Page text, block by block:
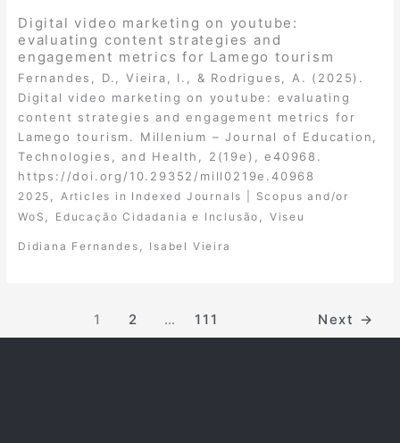
Digital video marketing on youtube:
evaluating content strategies and
engagement metrics for Lamego tourism
Fernandes, D., Vieira, I., & Rodrigues, A. (2025).
Digital video marketing on youtube: evaluating
content strategies and engagement metrics for
Lamego tourism. Millenium – Journal of Education,
Technologies, and Health, 2(19e), e40968.
https://doi.org/10.29352/mill0219e.40968
2025
Articles in Indexed Journals | Scopus and/or
WoS
Educação Cidadania e Inclusão Viseu
Didiana Fernandes Isabel Vieira
1 2 … 111 Next →